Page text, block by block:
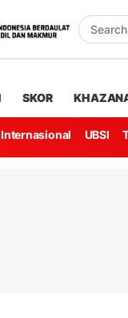
SKOR
Internasional UBSI